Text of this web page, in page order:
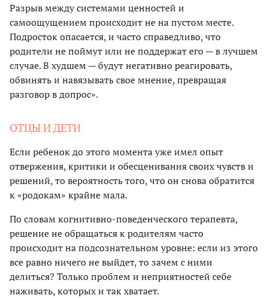
Разрыв между системами ценностей и
самоощущением происходит не на пустом месте.
Подросток опасается, и часто справедливо, что
родители не поймут или не поддержат его — в лучшем
случае. В худшем — будут негативно реагировать,
обвинять и навязывать свое мнение, превращая
разговор в допрос».
ОТЦЫ И ДЕТИ
Если ребенок до этого момента уже имел опыт
отвержения, критики и обесценивания своих чувств и
решений, то вероятность того, что он снова обратится
к «родокам» крайне мала.
По словам когнитивно-поведенческого терапевта,
решение не обращаться к родителям часто
происходит на подсознательном уровне: если из этого
все равно ничего не выйдет, то зачем с ними
делиться? Только проблем и неприятностей себе
наживать, которых и так хватает.